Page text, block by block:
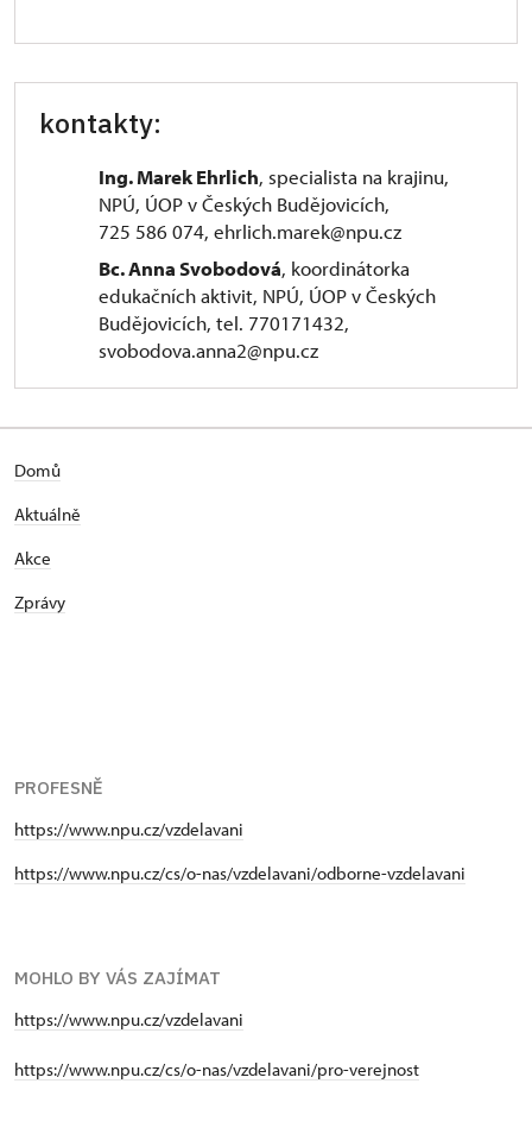
kontakty:
Ing. Marek Ehrlich, specialista na krajinu,
NPÚ, ÚOP v Českých Budějovicích,
725 586 074, ehrlich.marek@npu.cz
Bc. Anna Svobodová, koordinátorka
edukačních aktivit, NPÚ, ÚOP v Českých
Budějovicích, tel. 770171432,
svobodova.anna2@npu.cz
Domů
Aktuálně
Akce
Zprávy
PROFESNĚ
https://www.npu.cz/vzdelavani
https://www.npu.cz/cs/o-nas/vzdelavani/odborne-vzdelavani
MOHLO BY VÁS ZAJÍMAT
https://www.npu.cz/vzdelavani
https://www.npu.cz/cs/o-nas/vzdelavani/pro-verejnost